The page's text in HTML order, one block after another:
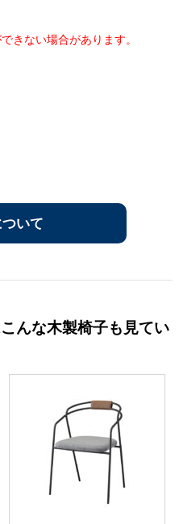
きない場合があります。
いて
んな木製椅子も見てい